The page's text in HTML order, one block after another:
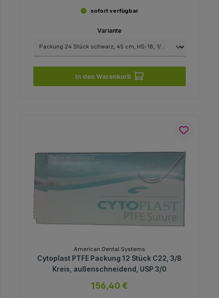
sofort verfügbar
Variante
In den Warenkorb
American Dental Systems
Cytoplast PTFE Packung 12 Stück C22, 3/8
Kreis, außenschneidend, USP 3/0
156,40 €